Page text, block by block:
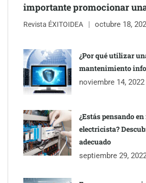
importante promocionar
Revista ÉXITOIDEA octubre 18,
¿Por qué utilizar
mantenimiento
noviembre 14, 2022
¿Estás pensando
electricista?
adecuado
septiembre 29,